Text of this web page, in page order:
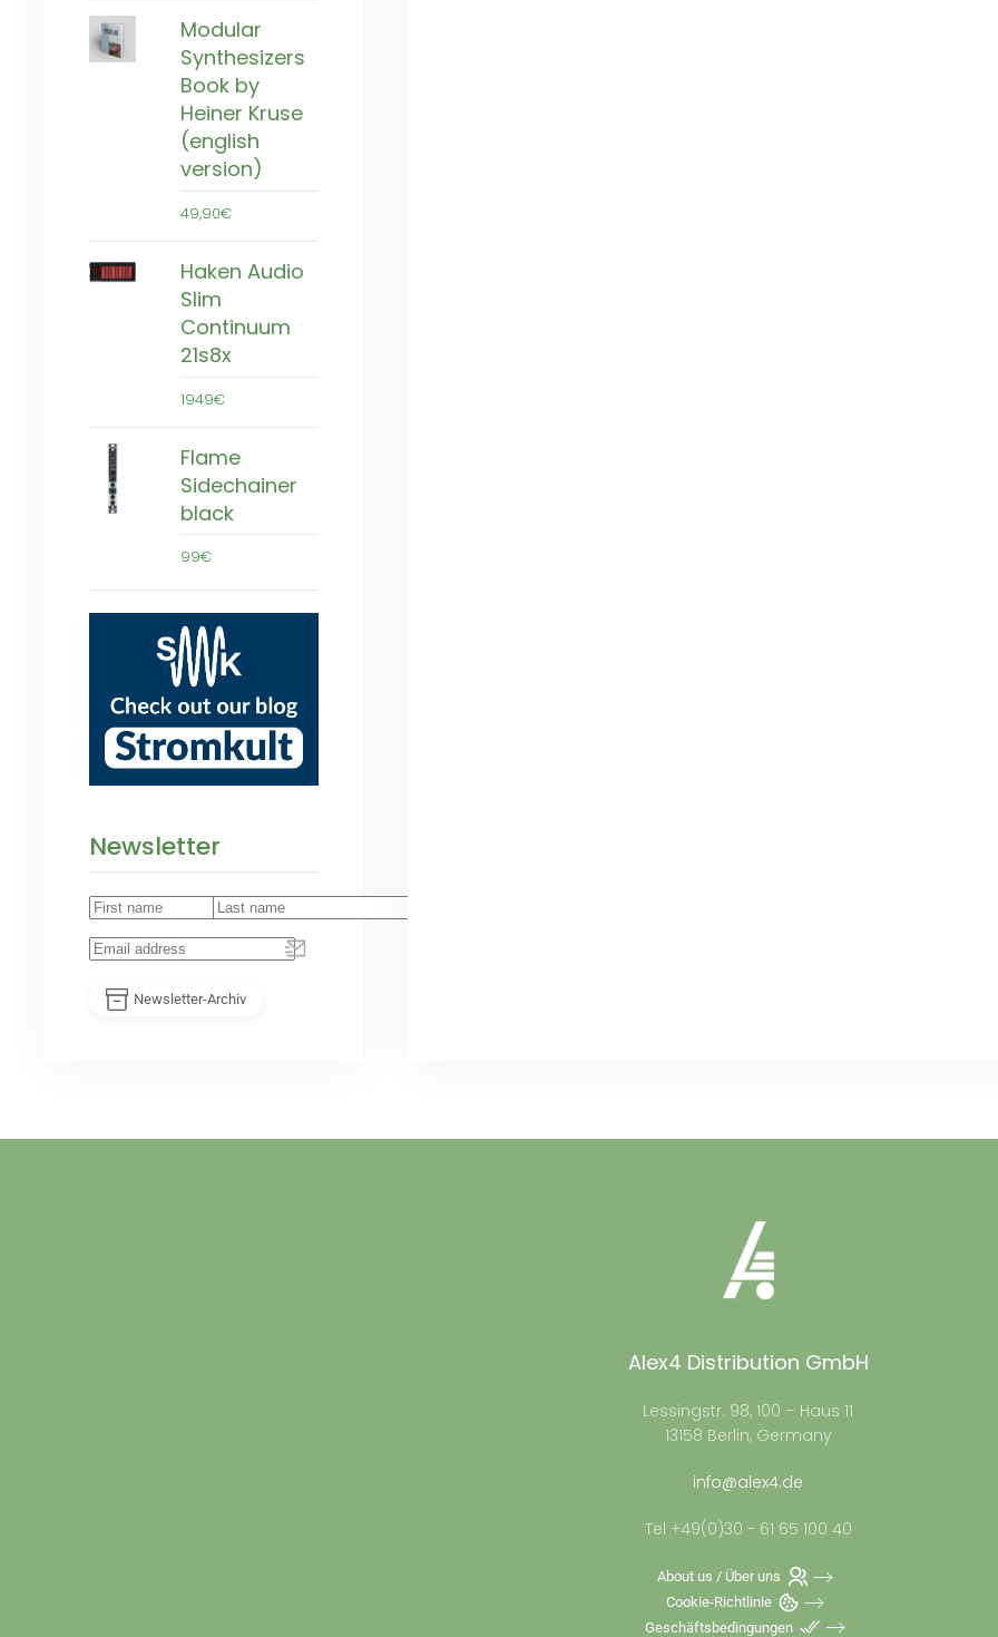
Modular
Synthesizers
Book by
Heiner Kruse
(english
version)
49,90€
Haken Audio
Slim
Continuum
21s8x
1949€
Flame
Sidechainer
black
99€
Newsletter
Newsletter-Archiv
Alex4 Distribution GmbH
Lessingstr. 98, 100 – Haus 11
13158 Berlin, Germany
info@alex4.de
Tel +49(0)30 - 61 65 100 40
About us / Über uns
Cookie-Richtlinie
Geschäftsbedingungen